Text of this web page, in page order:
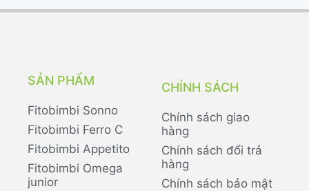
SẢN PHẨM
Fitobimbi Sonno
Fitobimbi Ferro C
Fitobimbi Appetito
Fitobimbi Omega
junior
CHÍNH SÁCH
Chính sách giao
hàng
Chính sách đổi trả
hàng
Chính sách bảo mật